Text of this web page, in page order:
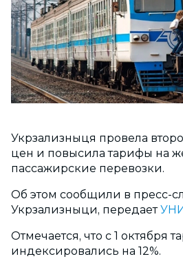
Укрзализныця провела
цен и повысила тарифы на
пассажирские перевозки.
Об этом сообщили в пресс-
Укрзализныци, передает
Отмечается, что с 1 октября
индексировались на 12%.